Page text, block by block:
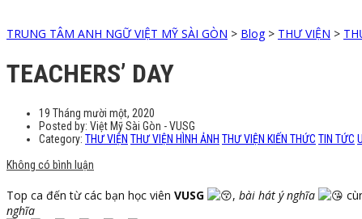
TRUNG TÂM ANH NGỮ VIỆT MỸ SÀI GÒN > Blog> THƯ VIỆN >
TEACHERS’ DAY
19 Tháng mười một, 2020
Posted by: Việt Mỹ Sài Gòn - VUSG
Category: THƯ VIỆN THƯ VIỆN HÌNH ẢNH THƯ VIỆN KIẾN THỨC TIN TỨC
Không có bình luận
Top ca đến từ các bạn học viên VUSG , bài hát ý nghĩa
nghĩa